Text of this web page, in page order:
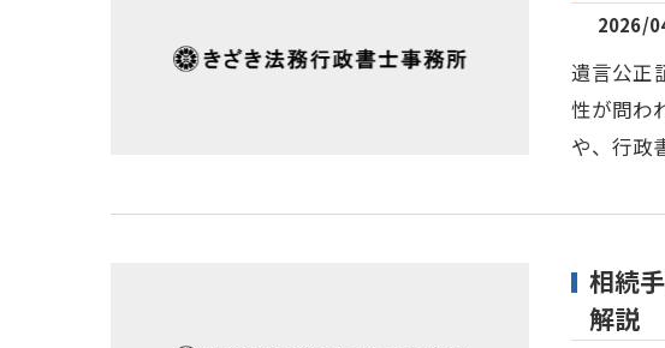
2026/
遺言公正
性が問わ
や、行
相続
解説